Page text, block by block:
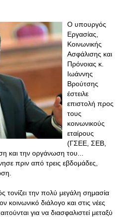
Ο υπουργός
Εργασίας,
Κοινωνικής
Ασφάλισης και
Πρόνοιας κ.
Ιωάννης
Βρούτσης
έστειλε
επιστολή προς
τους
κοινωνικούς
εταίρους
(ΓΣΕΕ, ΣΕΒ,
και την οργάνωση του...
πριν από τρεις εβδομάδες,
τονίζει την πολύ μεγάλη σημασία
διάλογο και στις νέες
για να διασφαλιστεί μεταξύ